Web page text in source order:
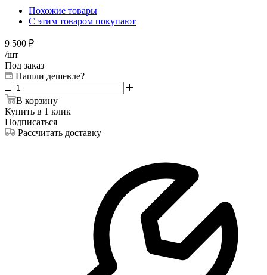
Похожие товары
С этим товаром покупают
9 500 ₽
/шт
Под заказ
Нашли дешевле?
В корзину
Купить в 1 клик
Подписаться
Рассчитать доставку